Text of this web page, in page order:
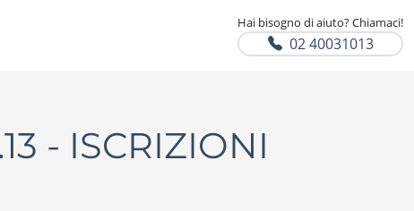
Hai bisogno di aiuto? Chiamaci!
02 40031013
- ISCRIZIONI